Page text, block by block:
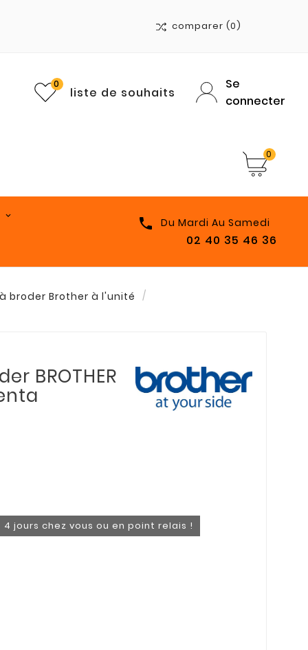
comparer (0)
liste de souhaits
0
Se
connecter
0
 Du Mardi Au Samedi
02 40 35 46 36
broder Brother à l'unité
BROTHER
4 jours chez vous ou en point relais !